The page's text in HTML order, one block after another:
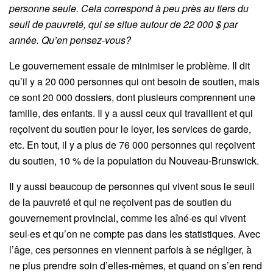
personne seule. Cela correspond à peu près au tiers du
seuil de pauvreté, qui se situe autour de 22 000 $ par
année. Qu’en pensez-vous?
Le gouvernement essaie de minimiser le problème. Il dit
qu’il y a 20 000 personnes qui ont besoin de soutien, mais
ce sont 20 000 dossiers, dont plusieurs comprennent une
famille, des enfants. Il y a aussi ceux qui travaillent et qui
reçoivent du soutien pour le loyer, les services de garde,
etc. En tout, il y a plus de 76 000 personnes qui reçoivent
du soutien, 10 % de la population du Nouveau-Brunswick.
Il y aussi beaucoup de personnes qui vivent sous le seuil
de la pauvreté et qui ne reçoivent pas de soutien du
gouvernement provincial, comme les aîné·es qui vivent
seul·es et qu’on ne compte pas dans les statistiques. Avec
l’âge, ces personnes en viennent parfois à se négliger, à
ne plus prendre soin d’elles-mêmes, et quand on s’en rend